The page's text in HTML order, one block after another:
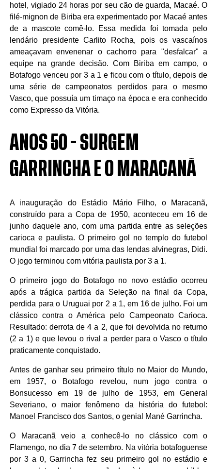
hotel, vigiado 24 horas por seu cão de guarda, Macaé. O
filé-mignon de Biriba era experimentado por Macaé antes
de a mascote comê-lo. Essa medida foi tomada pelo
lendário presidente Carlito Rocha, pois os vascaínos
ameaçavam envenenar o cachorro para "desfalcar" a
equipe na grande decisão. Com Biriba em campo, o
Botafogo venceu por 3 a 1 e ficou com o título, depois de
uma série de campeonatos perdidos para o mesmo
Vasco, que possuía um timaço na época e era conhecido
como Expresso da Vitória.
ANOS 50 - SURGEM
GARRINCHA E O MARACANÃ
A inauguração do Estádio Mário Filho, o Maracanã,
construído para a Copa de 1950, aconteceu em 16 de
junho daquele ano, com uma partida entre as seleções
carioca e paulista. O primeiro gol no templo do futebol
mundial foi marcado por uma das lendas alvinegras, Didi.
O jogo terminou com vitória paulista por 3 a 1.
O primeiro jogo do Botafogo no novo estádio ocorreu
após a trágica partida da Seleção na final da Copa,
perdida para o Uruguai por 2 a 1, em 16 de julho. Foi um
clássico contra o América pelo Campeonato Carioca.
Resultado: derrota de 4 a 2, que foi devolvida no returno
(2 a 1) e que levou o rival a perder para o Vasco o título
praticamente conquistado.
Antes de ganhar seu primeiro título no Maior do Mundo,
em 1957, o Botafogo revelou, num jogo contra o
Bonsucesso em 19 de julho de 1953, em General
Severiano, o maior fenômeno da história do futebol:
Manoel Francisco dos Santos, o genial Mané Garrincha.
O Maracanã veio a conhecê-lo no clássico com o
Flamengo, no dia 7 de setembro. Na vitória botafoguense
por 3 a 0, Garrincha fez seu primeiro gol no estádio e